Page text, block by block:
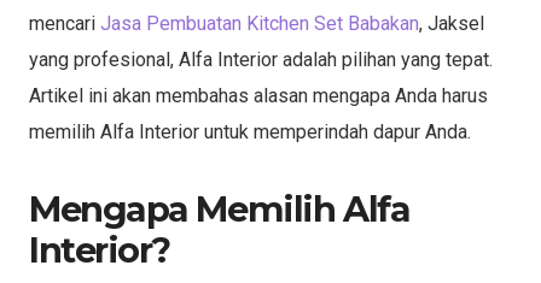
mencari Jasa Pembuatan Kitchen Set Babakan, Jaksel
yang profesional, Alfa Interior adalah pilihan yang tepat.
Artikel ini akan membahas alasan mengapa Anda harus
memilih Alfa Interior untuk memperindah dapur Anda.
Mengapa Memilih Alfa
Interior?